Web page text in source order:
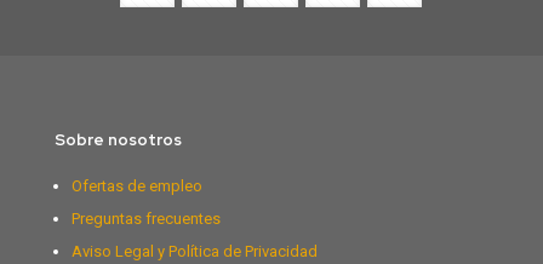
Sobre nosotros
Ofertas de empleo
Preguntas frecuentes
Aviso Legal y Política de Privacidad